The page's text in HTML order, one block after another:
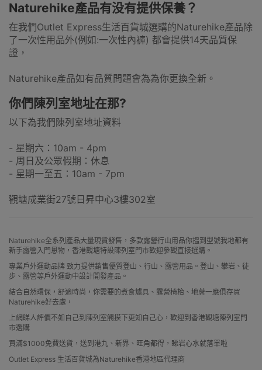
Naturehike產品有没有提供保養？
在我們Outlet Express生活百貨城選購的Naturehike產品除
了一次性用品外(例如:一次性內褲) 都會提供14天品質保
證，
Naturehike產品如有品質問題會為為你更換全新。
你們陳列室地址在那?
以下為我們陳列室地址資料
- 星期六：10am - 4pm
- 周日及公眾假期：休息
- 星期一至五：10am - 7pm
觀塘成業街27號日昇中心3樓302室
Naturehike全系列產品大量現貨發售，多款露營行山用品你搵到型號我地都有
新手露營入門恩物，香港觀塘特設陳列室門市歡迎參觀直接選購。
專業戶外運動品牌 致力提供銷售優質登山、行山、露營用品。登山、攀岩、徒
步、露營等戶外運動中設計開發產品。
結合自然環保，舒適時尚，你需要的煮食爐具、露營椅枱、地蓆一應俱存買
Naturehike好去處，
上網睇人評價不如自己到陳列室觸摸下更知自己心，歡迎到香港觀塘陳列室門
市選購
買滿$1000免費送貨，送到港九、新界、旺角都得，睇岩心水就落單啦
Outlet Express 生活百貨城為Naturehike香港地區代理商